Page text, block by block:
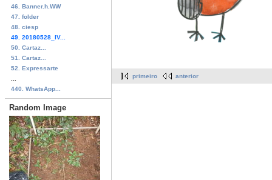
46. Banner.h.WW
47. folder
48. ciesp
49. 20180528_IV...
50. Cartaz...
51. Cartaz...
52. Expressarte
440. WhatsApp...
Random Image
primeiro anterior